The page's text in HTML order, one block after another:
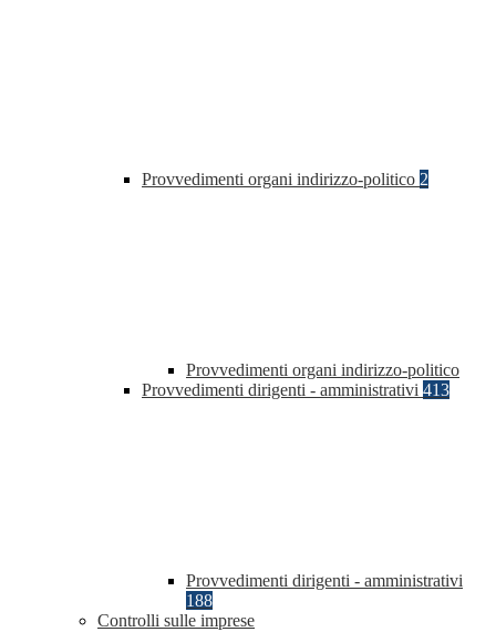
Provvedimenti organi indirizzo-politico 2
Provvedimenti organi indirizzo-politico
Provvedimenti dirigenti - amministrativi 413
Provvedimenti dirigenti - amministrativi
188
Controlli sulle imprese